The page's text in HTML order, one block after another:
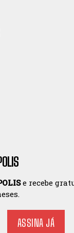
e recebe
ASSINA JÁ